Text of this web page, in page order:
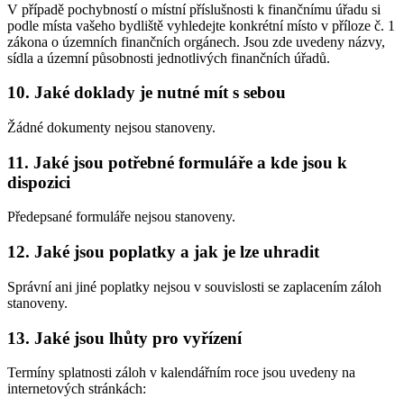
V případě pochybností o místní příslušnosti k finančnímu úřadu si
podle místa vašeho bydliště vyhledejte konkrétní místo v příloze č. 1
zákona o územních finančních orgánech. Jsou zde uvedeny názvy,
sídla a územní působnosti jednotlivých finančních úřadů.
10. Jaké doklady je nutné mít s sebou
Žádné dokumenty nejsou stanoveny.
11. Jaké jsou potřebné formuláře a kde jsou k
dispozici
Předepsané formuláře nejsou stanoveny.
12. Jaké jsou poplatky a jak je lze uhradit
Správní ani jiné poplatky nejsou v souvislosti se zaplacením záloh
stanoveny.
13. Jaké jsou lhůty pro vyřízení
Termíny splatnosti záloh v kalendářním roce jsou uvedeny na
internetových stránkách: